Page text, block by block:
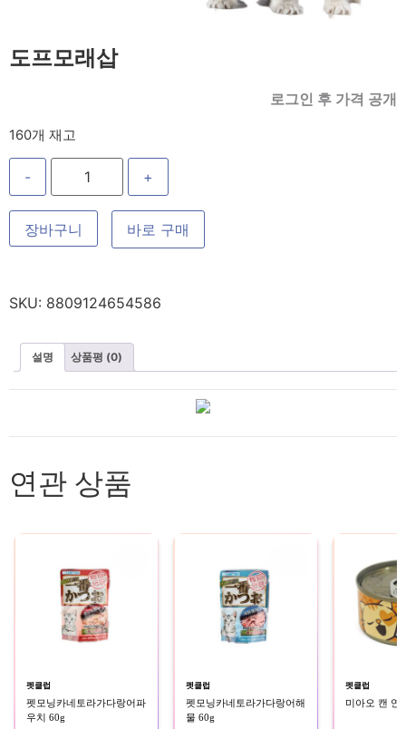
도프모래삽
로그인 후 가격 공개
160개 재고
- +
장바구니 바로 구매
SKU: 8809124654586
설명 상품평 (0)
연관 상품
펫클럽
펫모닝카네토라가다랑어파
우치 60g
펫클럽
펫모닝카네토라가다랑어해
물 60g
펫클럽
미아오 캔 연